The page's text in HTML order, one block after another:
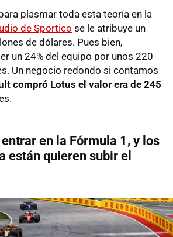
plasmar toda esta teoría en la
de Sportico se le atribuye un
de dólares. Pues bien,
un 24% del equipo por unos 220
Un negocio redondo si contamos
compró Lotus el valor era de 245
en la Fórmula 1, y los
están quieren subir el